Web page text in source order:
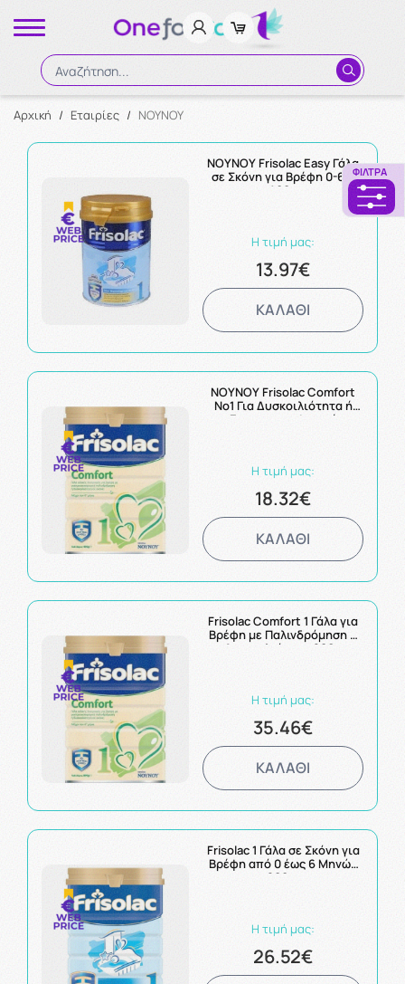
Αναζήτηση...
Αναζήτηση
Αρχική / Εταιρίες / NOYNOY
ΦΊΛΤΡΑ
NOYNOY Frisolac Easy Γάλα
σε Σκόνη για Βρέφη 0-6m
400g
Η τιμή μας:
13.97€
ΚΑΛΑΘΙ
NOYNOY Frisolac Comfort
No1 Για Δυσκοιλιότητα ή
Γαστροοισοφαγική
Η τιμή μας:
18.32€
ΚΑΛΑΘΙ
Frisolac Comfort 1 Γάλα για
Βρέφη με Παλινδρόμηση ή
Δυσκοιλιότητα 800g
Η τιμή μας:
35.46€
ΚΑΛΑΘΙ
Frisolac 1 Γάλα σε Σκόνη για
Βρέφη από 0 έως 6 Μηνών
800gr
Η τιμή μας:
26.52€